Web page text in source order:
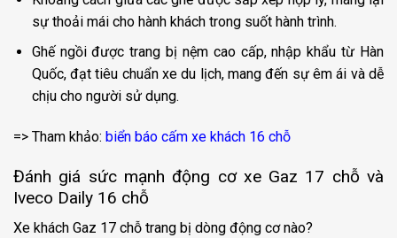
sự thoải mái cho hành khách trong suốt hành trình.
Ghế ngồi được trang bị nệm cao cấp, nhập khẩu từ Hàn
Quốc, đạt tiêu chuẩn xe du lịch, mang đến sự êm ái và dễ
chịu cho người sử dụng.
=> Tham khảo: biển báo cấm xe khách 16 chỗ
Đánh giá sức mạnh động cơ xe Gaz 17 chỗ và
Iveco Daily 16 chỗ
Xe khách Gaz 17 chỗ trang bị dòng động cơ nào?